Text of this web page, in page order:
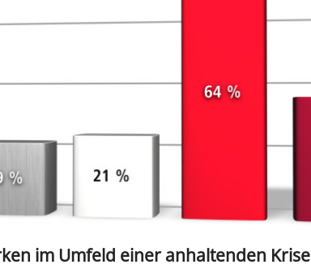
im Umfeld einer anhaltenden Krise